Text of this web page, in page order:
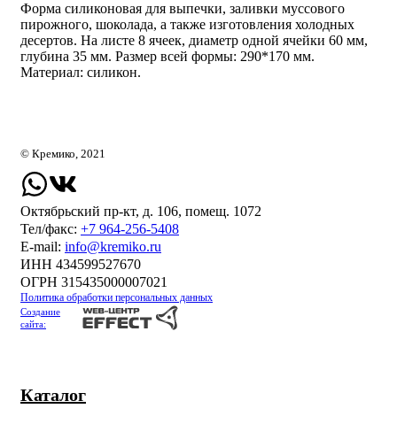
Форма силиконовая для выпечки, заливки муссового
пирожного, шоколада, а также изготовления холодных
десертов. На листе 8 ячеек, диаметр одной ячейки 60 мм,
глубина 35 мм. Размер всей формы: 290*170 мм.
Материал: силикон.
Каталог
© Кремико, 2021
Октябрьский пр-кт, д. 106, помещ. 1072
Тел/факс: +7 964-256-5408
Е-mail: info@kremiko.ru
ИНН 434599527670
ОГРН 315435000007021
Политика обработки персональных данных
Создание
сайта: